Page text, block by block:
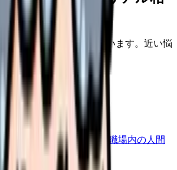
の本音だけを表示しています。近い悩
の状況を投稿できます。
から共有された相談
2026/6/13
について相談したいです 職場内の人間